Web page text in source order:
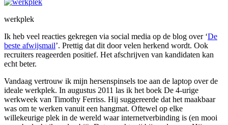
werkplek
Ik heb veel reacties gekregen via social media op de blog over ‘De
beste afwijsmail’. Prettig dat dit door velen herkend wordt. Ook
recruiters reageerden positief. Het afschrijven van kandidaten kan
echt beter.
Vandaag vertrouw ik mijn hersenspinsels toe aan de laptop over de
ideale werkplek. In augustus 2011 las ik het boek De 4-urige
werkweek van Timothy Ferriss. Hij suggereerde dat het maakbaar
was om te werken vanuit een hangmat. Oftewel op elke
willekeurige plek in de wereld waar internetverbinding is (en mooi